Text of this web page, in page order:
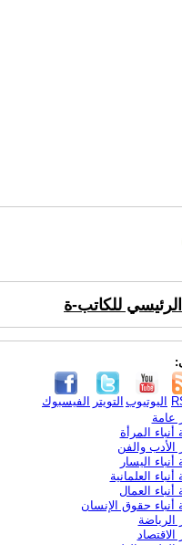
الرئيسي للكاتب-ة
الفيسبوك التويتر اليوتيوب
عامة
أنباء المرأة
الأدب والفن
أنباء اليسار
أنباء العلمانية
أنباء العمال
أنباء حقوق الإنسان
الرياضة
الاقتصاد